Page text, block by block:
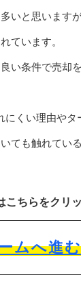
いと思います
ています。
い条件で売却
くい理由やタ
ても触れてい
こちらをクリ
ムへ進